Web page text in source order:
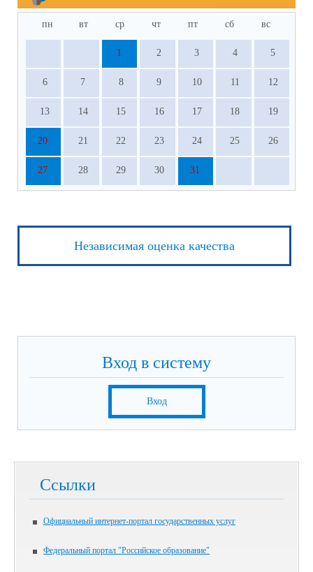
пн вт ср чт пт сб вс
1 2 3 4 5
6 7 8 9 10 11 12
13 14 15 16 17 18 19
20 21 22 23 24 25 26
27 28 29 30 31
Независимая оценка качества
Вход в систему
Вход
Ссылки
Официальный интернет-портал государственных услуг
Федеральный портал "Российское образование"